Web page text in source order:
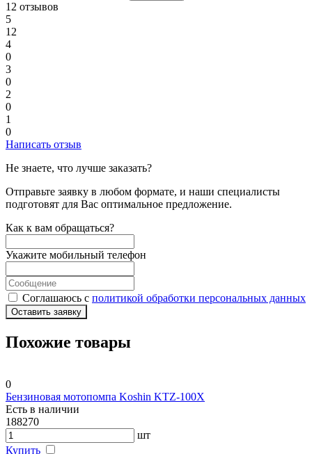
12 отзывов
5
12
4
0
3
0
2
0
1
0
Написать отзыв
Не знаете, что лучше заказать?
Отправьте заявку в любом формате, и наши специалисты
подготовят для Вас оптимальное предложение.
Как к вам обращаться?
Укажите мобильный телефон
Соглашаюсь с политикой обработки персональных данных
Оставить заявку
Похожие товары
0
Бензиновая мотопомпа Koshin KTZ-100X
Есть в наличии
188270
шт
Купить